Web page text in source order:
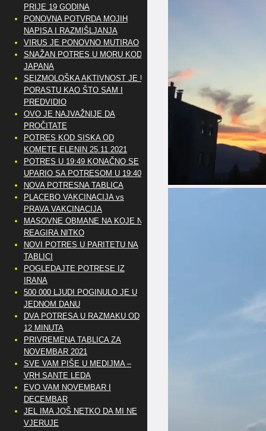
PRIJE 19 GODINA
PONOVNA POTVRDA MOJIH
NAPISA I RAZMIŠLJANJA
VIRUS JE PONOVNO MUTIRAO
SNAŽAN POTRES U MORU KOD
JAPANA
SEIZMOLOŠKA AKTIVNOST JE U
PORASTU KAO ŠTO SAM I
PREDVIDIO
OVO JE NAJVAŽNIJE DA
PROČITATE
POTRES KOD SISKA OD
KOMETE ELENIN 25.11.2021
POTRES U 19:49 KONAČNO SE
UPARIO SA POTRESOM U 19:40
NOVA POTRESNA TABLICA
PLACEBO VAKCINACIJA vs
PRAVA VAKCINACIJA
MASOVNE OBMANE NA KOJE NE
REAGIRA NITKO
NOVI POTRES U PARITETU NA
TABLICI
POGLEDAJTE POTRESE IZ
IRANA
500 000 LJUDI POGINULO JE U
JEDNOM DANU
DVA POTRESA U RAZMAKU OD
12 MINUTA
PRIVREMENA TABLICA ZA
NOVEMBAR 2021
SVE VAM PIŠE U MEDIJMA –
VRH SANTE LEDA
EVO VAM NOVEMBAR I
DECEMBAR
JEL IMA JOŠ NETKO DA MI NE
VJERUJE